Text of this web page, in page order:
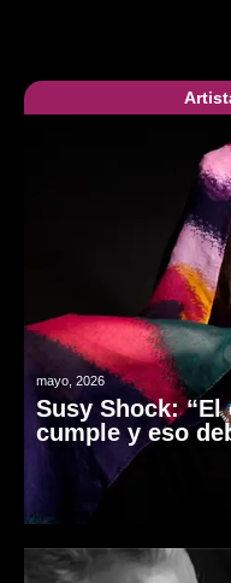
mayo, 2026
Susy Shock:
cumple y eso